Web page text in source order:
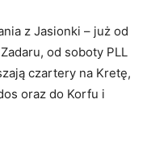
z Jasionki – już od
od soboty PLL
czartery na Kretę,
oraz do Korfu i